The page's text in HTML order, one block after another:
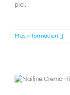
piel.
Más información